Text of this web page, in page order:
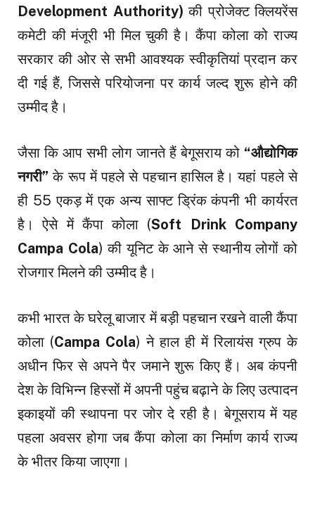
Development Authority) की प्रोजेक्ट क्लियरेंस
कमेटी की मंजूरी भी मिल चुकी है। कैंपा कोला को राज्य
सरकार की ओर से सभी आवश्यक स्वीकृतियां प्रदान कर
दी गई हैं, जिससे परियोजना पर कार्य जल्द शुरू होने की
उम्मीद है।
जैसा कि आप सभी लोग जानते हैं बेगूसराय को “औद्योगिक
नगरी”के रूप में पहले से पहचान हासिल है। यहां पहले से
ही 55 एकड़ में एक अन्य साफ्ट ड्रिंक कंपनी भी कार्यरत
है। ऐसे में कैंपा कोला (Soft Drink Company
Campa Cola) की यूनिट के आने से स्थानीय लोगों को
रोजगार मिलने की उम्मीद है।
कभी भारत के घरेलू बाजार में बड़ी पहचान रखने वाली कैंपा
कोला (Campa Cola) ने हाल ही में रिलायंस ग्रुप के
अधीन फिर से अपने पैर जमाने शुरू किए हैं। अब कंपनी
देश के विभिन्न हिस्सों में अपनी पहुंच बढ़ाने के लिए उत्पादन
इकाइयों की स्थापना पर जोर दे रही है। बेगूसराय में यह
पहला अवसर होगा जब कैंपा कोला का निर्माण कार्य राज्य
के भीतर किया जाएगा।